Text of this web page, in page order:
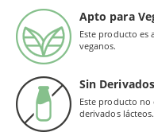
Apto para
Este producto es
veganos.
Sin
Este producto no
derivados lácteos.